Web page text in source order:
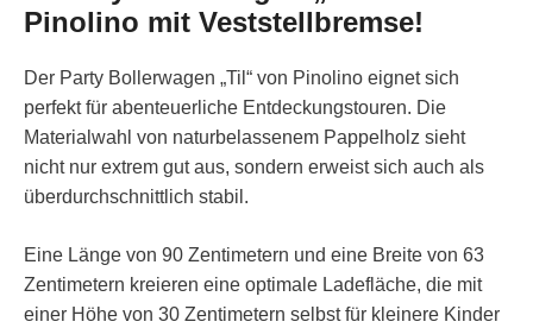
Pinolino mit Veststellbremse!
Der Party Bollerwagen „Til“ von Pinolino eignet sich
perfekt für abenteuerliche Entdeckungstouren. Die
Materialwahl von naturbelassenem Pappelholz sieht
nicht nur extrem gut aus, sondern erweist sich auch als
überdurchschnittlich stabil.
Eine Länge von 90 Zentimetern und eine Breite von 63
Zentimetern kreieren eine optimale Ladefläche, die mit
einer Höhe von 30 Zentimetern selbst für kleinere Kinder